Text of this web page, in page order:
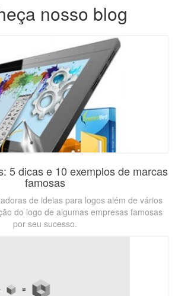
nosso blog
5 dicas e 10 exemplos de marcas
famosas
de ideias para logos além de vários
do logo de algumas empresas famosas
por seu sucesso.